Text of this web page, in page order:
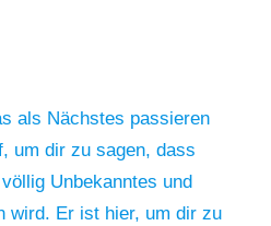
als Nächstes passieren
um dir zu sagen, dass
Unbekanntes und
wird. Er ist hier, um dir zu